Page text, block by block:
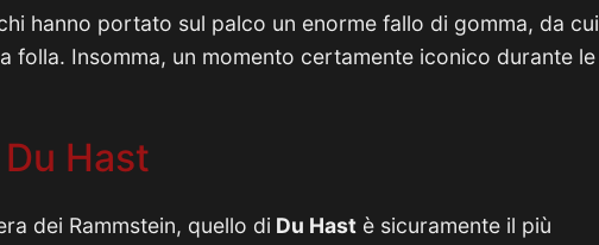
hanno portato sul palco un enorme fallo di gomma, da cui
folla. Insomma, un momento certamente iconico durante le
Hast
dei Rammstein, quello di Du Hast è sicuramente il più